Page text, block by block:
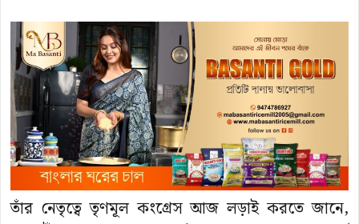
তাঁর নেতৃত্বে তৃণমূল কংগ্রেস আজ লড়াই করতে জানে,